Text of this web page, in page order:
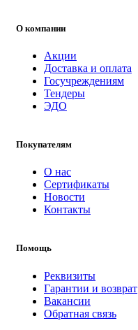
О компании
Акции
Доставка и оплата
Госучреждениям
Тендеры
ЭДО
Покупателям
О нас
Сертификаты
Новости
Контакты
Помощь
Реквизиты
Гарантии и возврат
Вакансии
Обратная связь